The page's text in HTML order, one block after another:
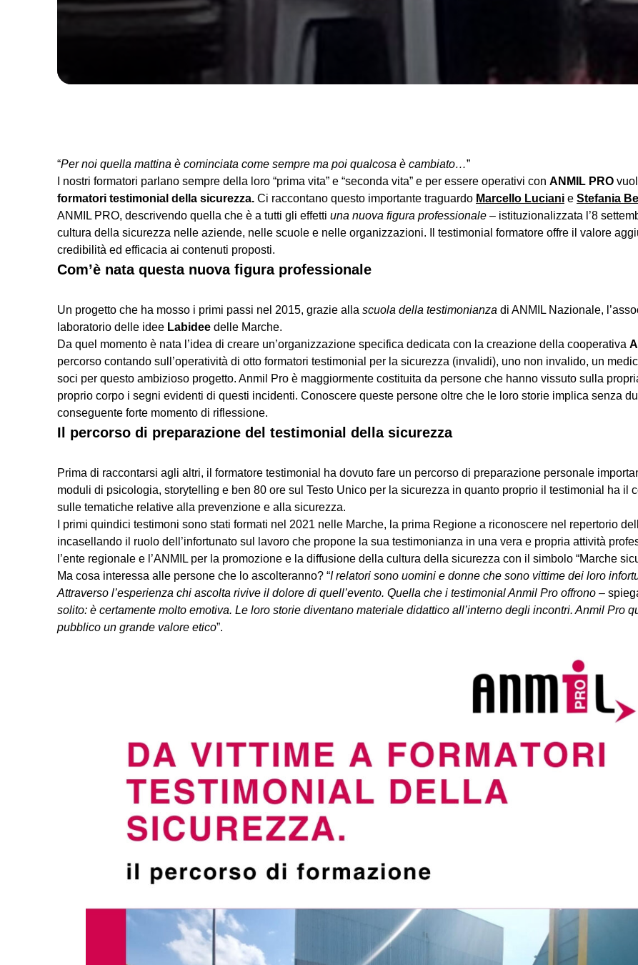
“Per noi quella mattina è cominciata come sempre ma poi qualcosa è cambiato…”
I nostri formatori parlano sempre della loro “prima vita” e “seconda vita” e per essere operativi con ANMIL PRO
formatori testimonial della sicurezza. Ci raccontano questo importante traguardo Marcello Luciani e Stefania
ANMIL PRO, descrivendo quella che è a tutti gli effetti una nuova figura professionale – istituzionalizzata l’8
cultura della sicurezza nelle aziende, nelle scuole e nelle organizzazioni. Il testimonial formatore offre il valore
credibilità ed efficacia ai contenuti proposti.
Com’è nata questa nuova figura professionale
Un progetto che ha mosso i primi passi nel 2015, grazie alla scuola della testimonianza di ANMIL Nazionale,
laboratorio delle idee Labidee delle Marche.
Da quel momento è nata l’idea di creare un’organizzazione specifica dedicata con la creazione della cooperativa
percorso contando sull’operatività di otto formatori testimonial per la sicurezza (invalidi), uno non invalido, un
soci per questo ambizioso progetto. Anmil Pro è maggiormente costituita da persone che hanno vissuto sulla
proprio corpo i segni evidenti di questi incidenti. Conoscere queste persone oltre che le loro storie implica senza
conseguente forte momento di riflessione.
Il percorso di preparazione del testimonial della sicurezza
Prima di raccontarsi agli altri, il formatore testimonial ha dovuto fare un percorso di preparazione personale
moduli di psicologia, storytelling e ben 80 ore sul Testo Unico per la sicurezza in quanto proprio il testimonial ha il
sulle tematiche relative alla prevenzione e alla sicurezza.
I primi quindici testimoni sono stati formati nel 2021 nelle Marche, la prima Regione a riconoscere nel repertorio
incasellando il ruolo dell’infortunato sul lavoro che propone la sua testimonianza in una vera e propria attività
l’ente regionale e l’ANMIL per la promozione e la diffusione della cultura della sicurezza con il simbolo “Marche
Ma cosa interessa alle persone che lo ascolteranno? “I relatori sono uomini e donne che sono vittime dei loro
Attraverso l’esperienza chi ascolta rivive il dolore di quell’evento. Quella che i testimonial Anmil Pro offrono –
solito: è certamente molto emotiva. Le loro storie diventano materiale didattico all’interno degli incontri. Anmil Pro
pubblico un grande valore etico”.